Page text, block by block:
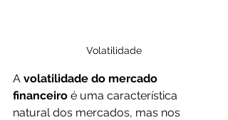
Volatilidade
A volatilidade do mercado
financeiro é uma característica
natural dos mercados, mas nos